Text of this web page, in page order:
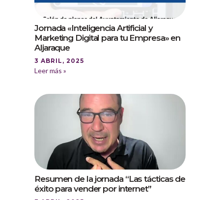
Jornada «Inteligencia Artificial y
Marketing Digital para tu Empresa» en
Aljaraque
3 ABRIL, 2025
Leer más »
Resumen de la jornada “Las tácticas de
éxito para vender por internet”